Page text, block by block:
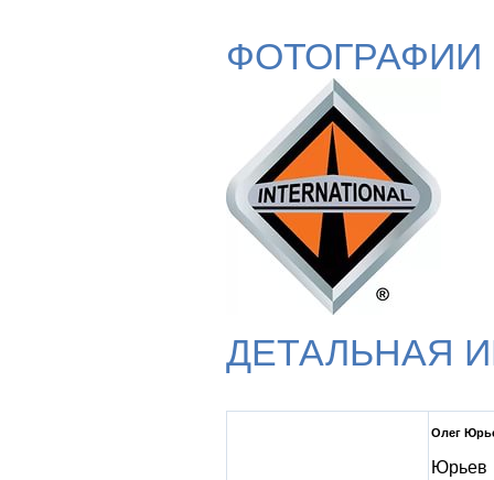
ФОТОГРАФИИ
ДЕТАЛЬНАЯ
Олег
Юрьев